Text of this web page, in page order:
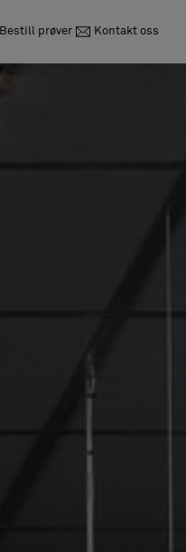
Bestill prøver Kontakt oss